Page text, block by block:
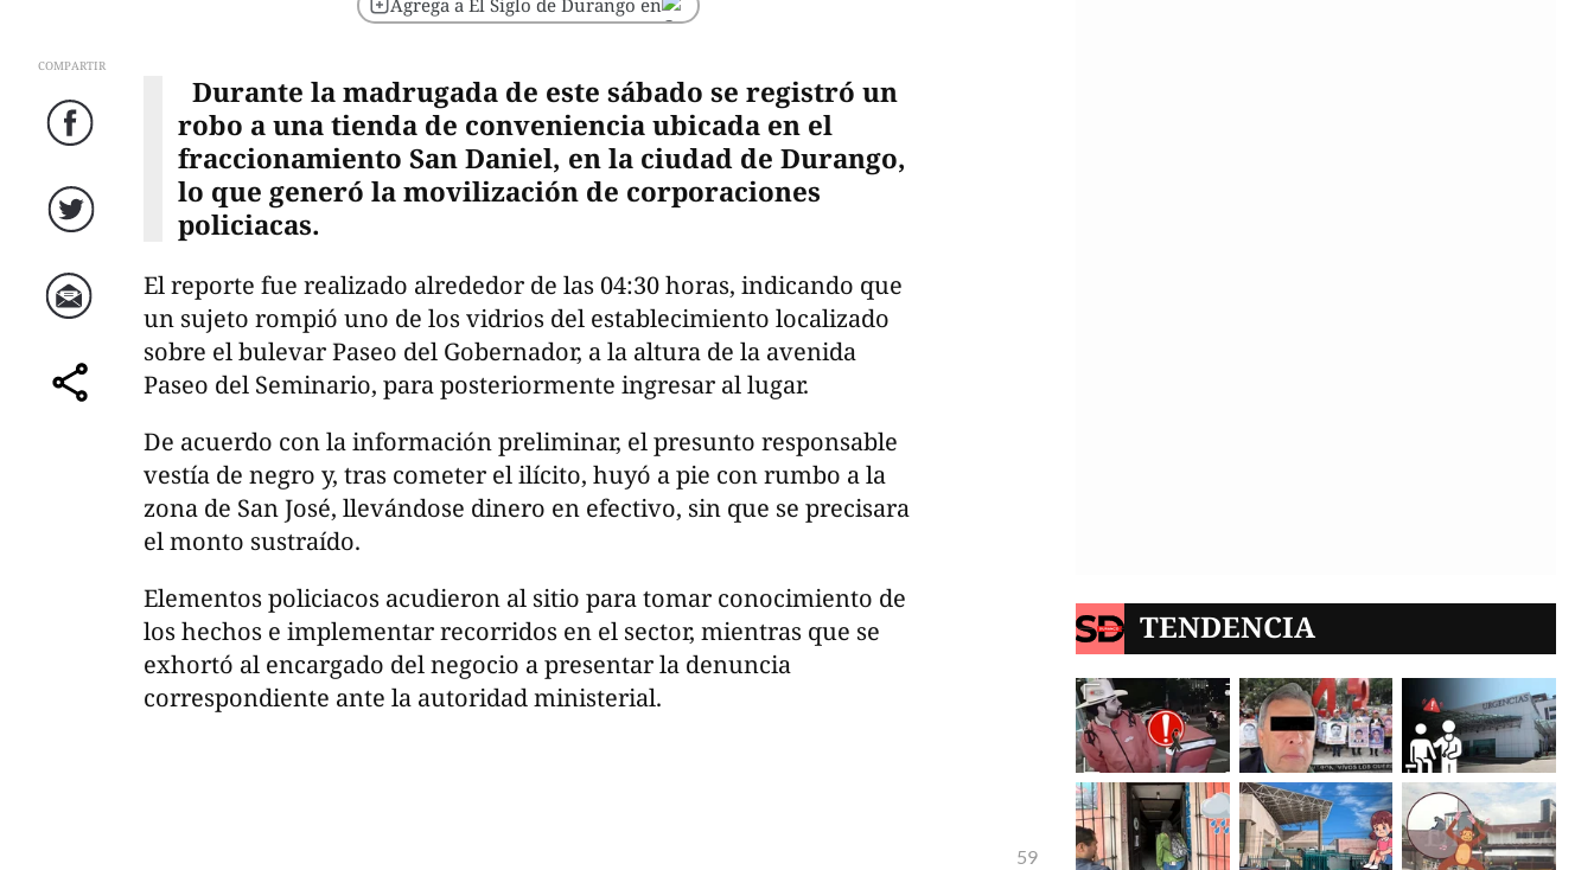
COMPARTIR
Facebook
Twitter
Correo
comparte
Durante la madrugada de este sábado se registró un
robo a una tienda de conveniencia ubicada en el
fraccionamiento San Daniel, en la ciudad de Durango,
lo que generó la movilización de corporaciones
policiacas.
El reporte fue realizado alrededor de las 04:30 horas, indicando que
un sujeto rompió uno de los vidrios del establecimiento localizado
sobre el bulevar Paseo del Gobernador, a la altura de la avenida
Paseo del Seminario, para posteriormente ingresar al lugar.
De acuerdo con la información preliminar, el presunto responsable
vestía de negro y, tras cometer el ilícito, huyó a pie con rumbo a la
zona de San José, llevándose dinero en efectivo, sin que se precisara
el monto sustraído.
Elementos policiacos acudieron al sitio para tomar conocimiento de
los hechos e implementar recorridos en el sector, mientras que se
exhortó al encargado del negocio a presentar la denuncia
correspondiente ante la autoridad ministerial.
59
TENDENCIA